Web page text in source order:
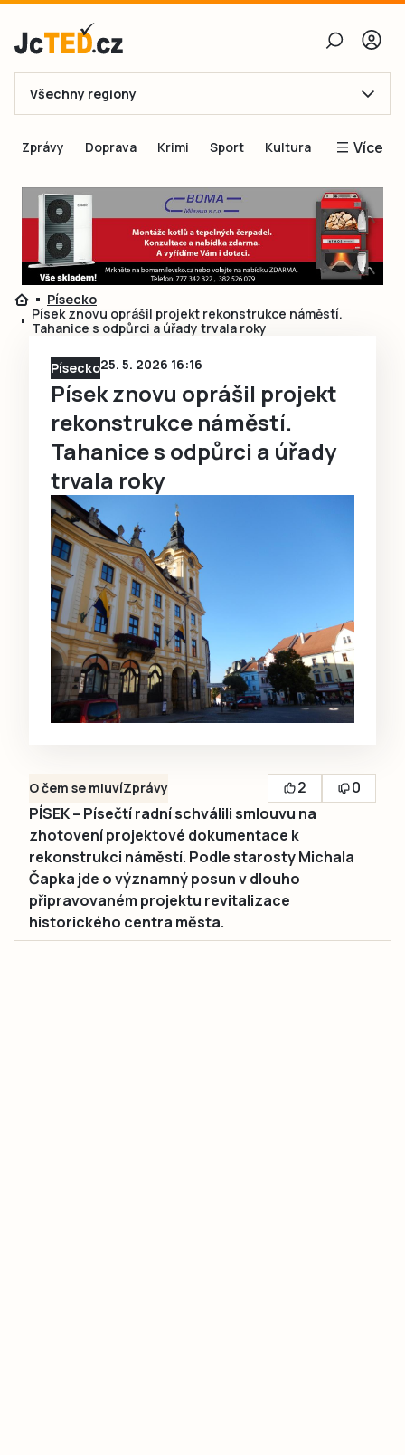
E-mail
Obnovit heslo
Přihlásit se
Ještě nemám účet, chci se
Registrovat
Všechny regiony
Zprávy Doprava Krimi Sport Kultura Více
Blogy
Inspirace
Čtenáři píší
Speciální přílohy
Písecko
Písek znovu oprášil projekt rekonstrukce náměstí.
Tahanice s odpůrci a úřady trvala roky
Písecko25. 5. 2026 16:16
Písek znovu oprášil projekt
rekonstrukce náměstí.
Tahanice s odpůrci a úřady
trvala roky
O čem se mluvíZprávy 2
0
PÍSEK – Písečtí radní schválili smlouvu na
zhotovení projektové dokumentace k
rekonstrukci náměstí. Podle starosty Michala
Čapka jde o významný posun v dlouho
připravovaném projektu revitalizace
historického centra města.